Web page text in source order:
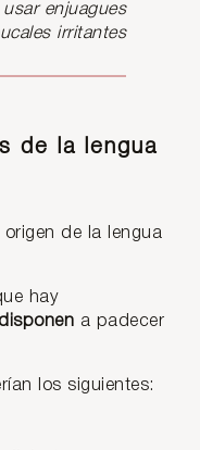
enjuagues
irritantes
de la lengua
origen de la lengua
hay
a padecer
los siguientes: